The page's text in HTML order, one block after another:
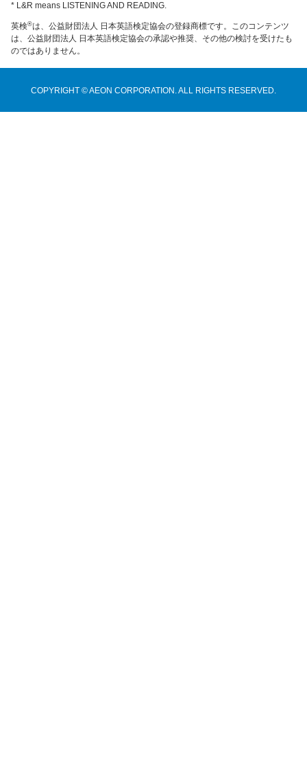
* L&R means LISTENING AND READING.
英検®は、公益財団法人 日本英語検定協会の登録商標です。このコンテンツ
は、公益財団法人 日本英語検定協会の承認や推奨、その他の検討を受けたも
のではありません。
COPYRIGHT © AEON CORPORATION. ALL RIGHTS RESERVED.